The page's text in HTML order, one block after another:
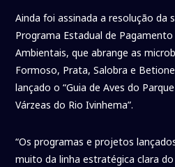
Ainda foi assinada a resolução da
Programa Estadual de
Ambientais, que abrange as
Formoso, Prata, Salobra e
lançado o “Guia de Aves do
Várzeas do Rio Ivinhema”.
“Os programas e projetos
muito da linha estratégica clara